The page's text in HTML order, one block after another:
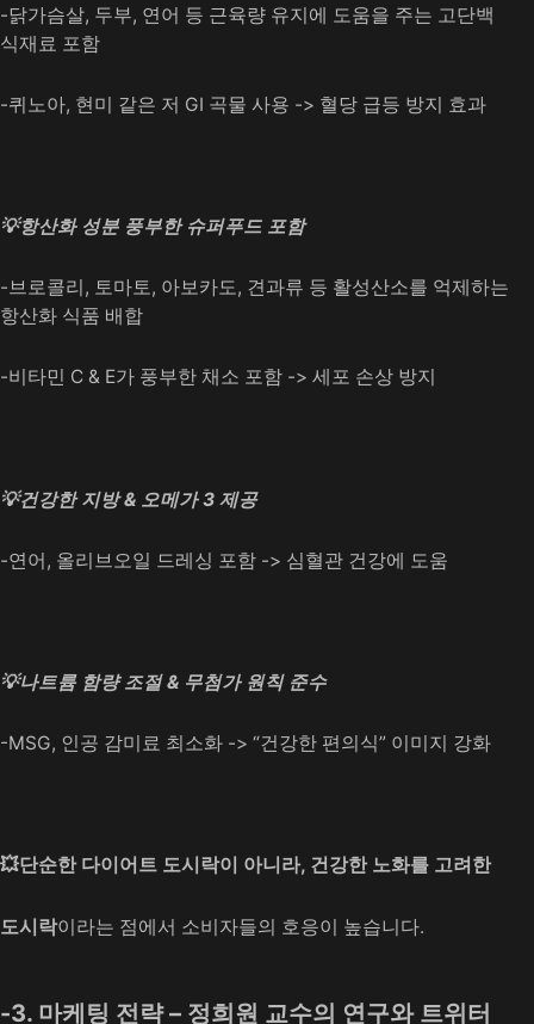
-닭가슴살, 두부, 연어 등 근육량 유지에 도움을 주는 고단백
식재료 포함
-퀴노아, 현미 같은 저 GI 곡물 사용 -> 혈당 급등 방지 효과
💡항산화 성분 풍부한 슈퍼푸드 포함
-브로콜리, 토마토, 아보카도, 견과류 등 활성산소를 억제하는
항산화 식품 배합
-비타민 C & E가 풍부한 채소 포함 -> 세포 손상 방지
💡건강한 지방 & 오메가 3 제공
-연어, 올리브오일 드레싱 포함 -> 심혈관 건강에 도움
💡나트륨 함량 조절 & 무첨가 원칙 준수
-MSG, 인공 감미료 최소화 -> “건강한 편의식” 이미지 강화
💥단순한 다이어트 도시락이 아니라, 건강한 노화를 고려한
도시락이라는 점에서 소비자들의 호응이 높습니다.
-3. 마케팅 전략 – 정희원 교수의 연구와 트위터